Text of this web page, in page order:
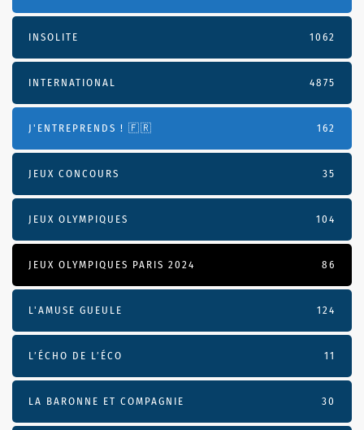
INSOLITE 1062
INTERNATIONAL 4875
J'ENTREPRENDS ! 🇫🇷 162
JEUX CONCOURS 35
JEUX OLYMPIQUES 104
JEUX OLYMPIQUES PARIS 2024 86
L'AMUSE GUEULE 124
L’ÉCHO DE L’ÉCO 11
LA BARONNE ET COMPAGNIE 30